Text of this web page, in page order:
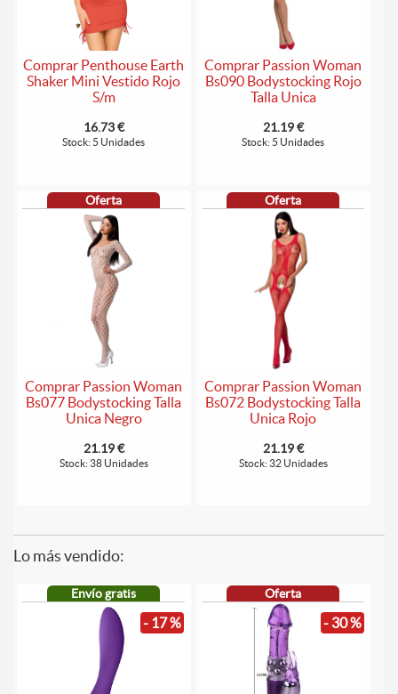
Comprar Penthouse Earth
Shaker Mini Vestido Rojo
S/m
16.73 €
Stock: 5 Unidades
Comprar Passion Woman
Bs090 Bodystocking Rojo
Talla Unica
21.19 €
Stock: 5 Unidades
Oferta
Comprar Passion Woman
Bs077 Bodystocking Talla
Unica Negro
21.19 €
Stock: 38 Unidades
Oferta
Comprar Passion Woman
Bs072 Bodystocking Talla
Unica Rojo
21.19 €
Stock: 32 Unidades
Lo más vendido:
Envío gratis
- 17 %
Oferta
- 30 %